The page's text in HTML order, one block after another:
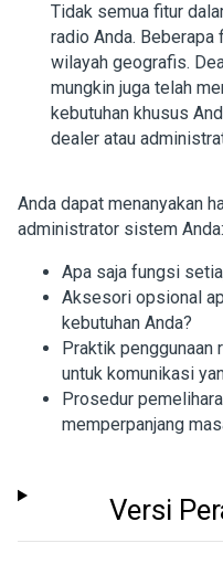
Tidak semua fitur
radio Anda.
wilayah geografis.
mungkin juga telah
kebutuhan khusus
dealer atau
Anda dapat menanyakan
administrator sistem Anda:
Apa saja fungsi
Aksesori opsional
kebutuhan Anda?
Praktik penggunaan
untuk komunikasi
Prosedur
memperpanjang
Versi